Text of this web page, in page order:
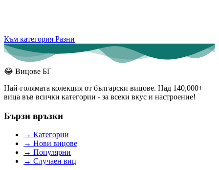
Към категория Разни
😂 Вицове БГ
Най-голямата колекция от български вицове. Над 140,000+
вица във всички категории - за всеки вкус и настроение!
Бързи връзки
→ Категории
→ Нови вицове
→ Популярни
→ Случаен виц